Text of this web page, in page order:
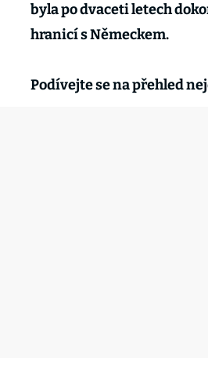
byla po dvaceti letech
hranicí s Německem.
Podívejte se na přehled